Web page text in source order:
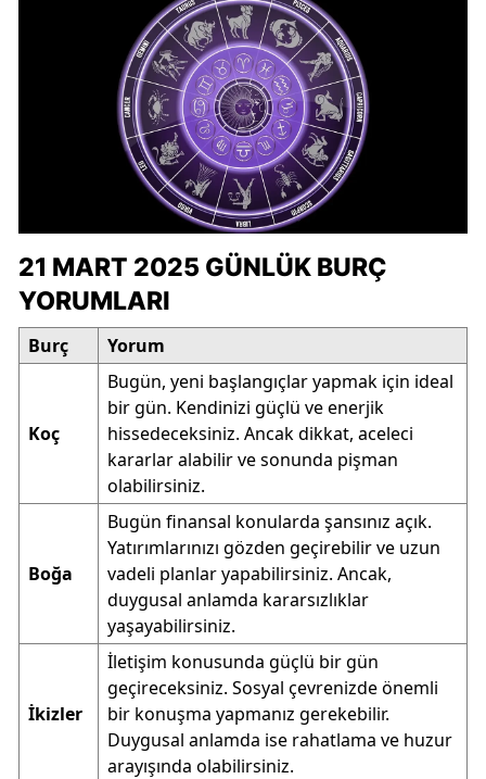
21 MART 2025 GÜNLÜK BURÇ
YORUMLARI
Burç Yorum
Koç
Bugün, yeni başlangıçlar yapmak için ideal
bir gün. Kendinizi güçlü ve enerjik
hissedeceksiniz. Ancak dikkat, aceleci
kararlar alabilir ve sonunda pişman
olabilirsiniz.
Boğa
Bugün finansal konularda şansınız açık.
Yatırımlarınızı gözden geçirebilir ve uzun
vadeli planlar yapabilirsiniz. Ancak,
duygusal anlamda kararsızlıklar
yaşayabilirsiniz.
İkizler
İletişim konusunda güçlü bir gün
geçireceksiniz. Sosyal çevrenizde önemli
bir konuşma yapmanız gerekebilir.
Duygusal anlamda ise rahatlama ve huzur
arayışında olabilirsiniz.